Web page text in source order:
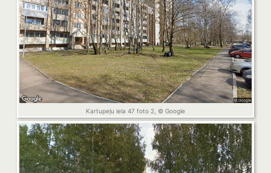
Kartupeļu iela 47 foto 2, © Google